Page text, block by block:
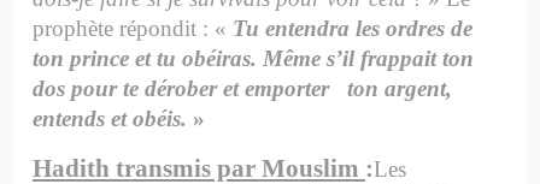
prophète répondit : « Tu entendra les ordres de
ton prince et tu obéiras. Même s’il frappait ton
dos pour te dérober et emporter ton argent,
entends et obéis. »
Hadith transmis par Mouslim :Les